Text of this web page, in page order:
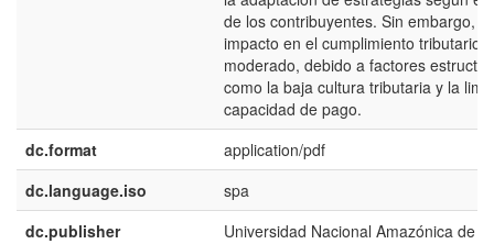
de los contribuyentes. Sin embargo, el
impacto en el cumplimiento tributario
moderado, debido a factores
como la baja cultura tributaria y la
capacidad de pago.
dc.format
application/pdf
dc.language.iso
spa
dc.publisher
Universidad Nacional Amazónica de